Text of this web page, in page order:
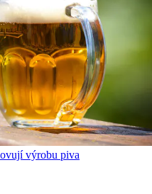
výrobu piva